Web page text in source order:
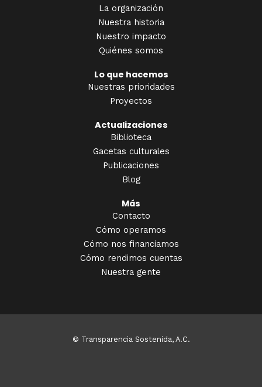
La organización
Nuestra historia
Nuestro impacto
Quiénes somos
Lo que hacemos
Nuestras prioridades
Proyectos
Actualizaciones
Biblioteca
Gacetas culturales
Publicaciones
Blog
Más
Contacto
Cómo operamos
Cómo nos financiamos
Cómo rendimos cuentas
Nuestra gente
© Transparencia Sostenida, A.C.